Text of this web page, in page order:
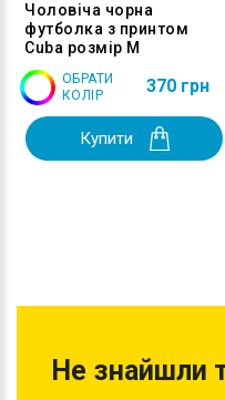
Чоловіча чорна
футболка з принтом
Cuba розмір M
ОБРАТИ
КОЛІР
370 грн
Купити
Не знайшли